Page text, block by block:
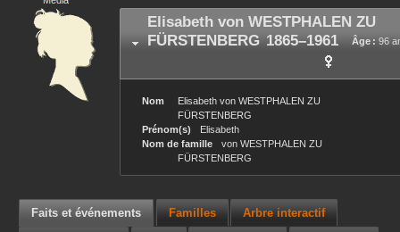
Elisabeth von WESTPHALEN ZU
FÜRSTENBERG
Âge : 96
1865–1961
Nom Elisabeth von WESTPHALEN ZU
FÜRSTENBERG
Prénom(s)
Elisabeth
Nom de famille
von WESTPHALEN ZU
FÜRSTENBERG
Faits et événements Familles Arbre interactif